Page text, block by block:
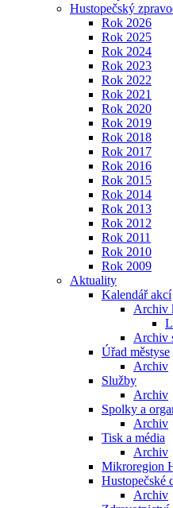
Hustopečský
Rok 2026
Rok 2025
Rok 2024
Rok 2023
Rok 2022
Rok 2021
Rok 2020
Rok 2019
Rok 2018
Rok 2017
Rok 2016
Rok 2015
Rok 2014
Rok 2013
Rok 2012
Rok 2011
Rok 2010
Rok 2009
Aktuality
Kalendář akcí
Archiv
Archiv
Úřad městyse
Archiv
Služby
Archiv
Spolky a
Archiv
Tisk a média
Archiv
Mikroregion
Hustopečské
Archiv